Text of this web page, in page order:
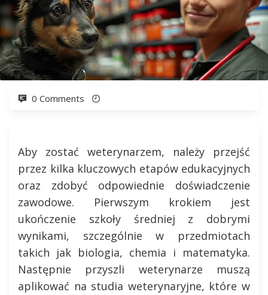
0 Comments
Aby zostać weterynarzem, należy przejść
przez kilka kluczowych etapów edukacyjnych
oraz zdobyć odpowiednie doświadczenie
zawodowe. Pierwszym krokiem jest
ukończenie szkoły średniej z dobrymi
wynikami, szczególnie w przedmiotach
takich jak biologia, chemia i matematyka.
Następnie przyszli weterynarze muszą
aplikować na studia weterynaryjne, które w